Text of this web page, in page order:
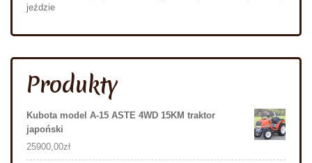
jeździe
Produkty
Kubota model A-15 ASTE 4WD 15KM traktor
japoński
25900,00zł